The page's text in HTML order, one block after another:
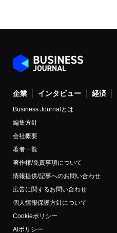
企業 インタビュー 経済
Business Journalとは
編集方針
会社概要
著者一覧
著作権/免責事項について
情報提供/記事へのお問い合わせ
広告に関するお問い合わせ
個人情報保護方針について
Cookieポリシー
AIポリシー